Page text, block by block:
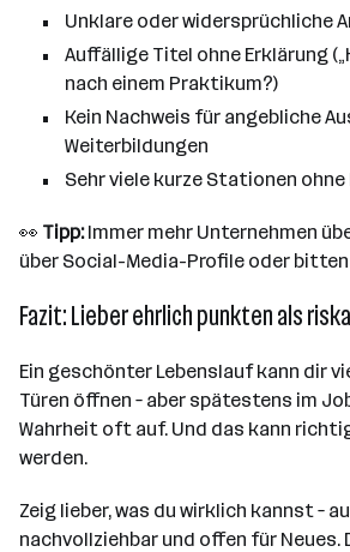
Unklare oder widersprüchliche
Auffällige Titel ohne Erklärung
nach einem Praktikum?)
Kein Nachweis für angebliche
Weiterbildungen
Sehr viele kurze Stationen
👀 Tipp:Immer mehr Unternehmen
über Social-Media-Profile oder bitten
Fazit: Lieber ehrlich punkten als
Ein geschönter Lebenslauf kann dir
Türen öffnen – aber spätestens im
Wahrheit oft auf. Und das kann
werden.
Zeig lieber, was du wirklich kannst –
nachvollziehbar und offen für